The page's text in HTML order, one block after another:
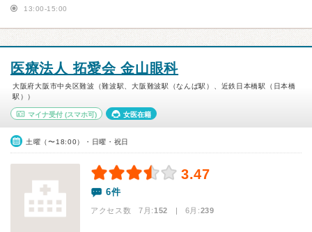
13:00-15:00
医療法人 拓愛会 金山眼科
大阪府大阪市中央区難波（難波駅、大阪難波駅（なんば駅）、近鉄日本橋駅（日本橋
駅））
マイナ受付 (スマホ可) 女医在籍
土曜（〜18:00）・日曜・祝日
3.47
6件
アクセス数 7月:152 | 6月:239